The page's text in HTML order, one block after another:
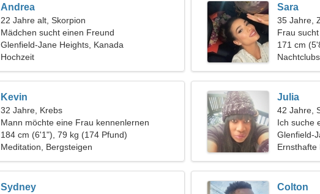
Andrea
22 Jahre alt, Skorpion
Mädchen sucht einen Freund
Glenfield-Jane Heights, Kanada
Hochzeit
Sara
35 Jahre,
Frau
171 cm
Kevin
32 Jahre, Krebs
Mann möchte eine Frau kennenlernen
184 cm (6'1"), 79 kg (174 Pfund)
Meditation, Bergsteigen
Julia
42 Jahre,
Ich suche
Romantik
Glenfield-
Ernsthafte
Sydney Colton